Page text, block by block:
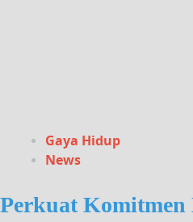
Gaya Hidup
News
Perkuat